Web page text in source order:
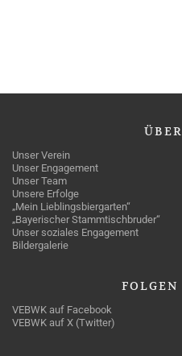
ÜBER
Unser Verein
Unser Engagement
Unser Team
Unsere Erfolge
„Mein Lieblingsbiergarten“
„Bayerischer Stammtischbruder“
Unser soziales Engagement
Bildergalerie
FOLGEN
VEBWK auf Facebook
VEBWK auf X (Twitter)